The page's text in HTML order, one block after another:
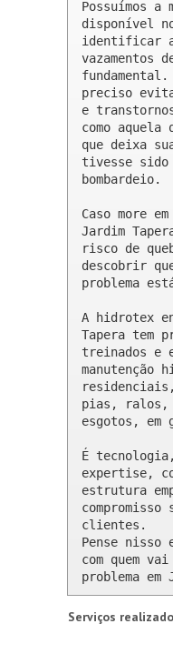
Possuímos a
disponível
identificar a
vazamentos
preciso
e
como
que deixa
tivesse sido
bombardeio.
Caso more
Jardim
risco de
descobrir
problema
A hidrotex
Tapera tem
treinados e
manutenção
pias, ralos,
esgotos, em
É
expertise,
estrutura
compromisso
clientes.
Pense nisso
com quem
problema em
Serviços